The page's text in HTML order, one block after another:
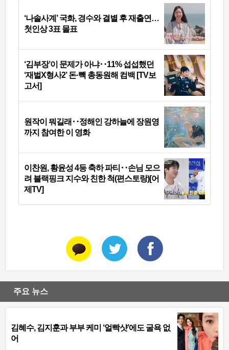
‘나솔사계’ 국화, 경수와 결별 후 재출연…
첫인상 3표 몰표
‘김부장’이 문제가 아냐‥11% 섭섭했던
‘재벌X형사2’ 돈·빽 총동원해 컴백 [TV보
고서]
원작이 뭐길래‥정해인 강하늘에 장원영
까지 참여한 이 영화
이찬원, 황윤성 4등 축하 파티‥손님 모으
려 블랙핑크 지수와 친한 척(편스토랑)[어
제TV]
주요 뉴스
김혜수, 김지훈과 부부 케미 ‘얼빡샷’에도 굴욕 없
어